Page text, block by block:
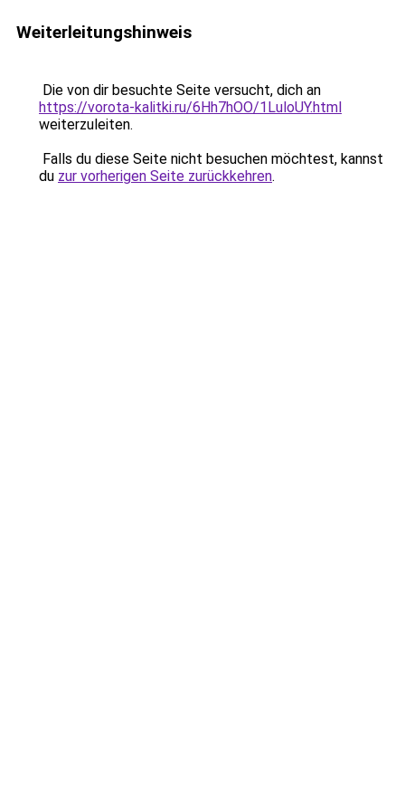
Weiterleitungshinweis
Die von dir besuchte Seite versucht, dich an
https://vorota-kalitki.ru/6Hh7hOO/1LuloUY.html
weiterzuleiten.
Falls du diese Seite nicht besuchen möchtest, kannst
du zur vorherigen Seite zurückkehren.